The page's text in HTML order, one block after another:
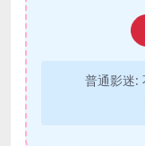
普通影迷: